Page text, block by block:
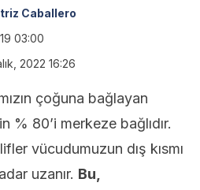
Caballero
03:00
2022 16:26
çoğuna bağlayan
% 80’i merkeze bağlıdır.
vücudumuzun dış kısmı
uzanır. Bu,